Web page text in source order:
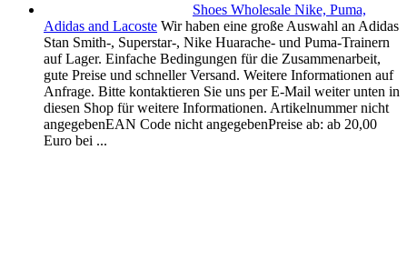
Shoes Wholesale Nike, Puma,
Adidas and Lacoste Wir haben eine große Auswahl an Adidas
Stan Smith-, Superstar-, Nike Huarache- und Puma-Trainern
auf Lager. Einfache Bedingungen für die Zusammenarbeit,
gute Preise und schneller Versand. Weitere Informationen auf
Anfrage. Bitte kontaktieren Sie uns per E-Mail weiter unten in
diesen Shop für weitere Informationen. Artikelnummer nicht
angegebenEAN Code nicht angegebenPreise ab: ab 20,00
Euro bei ...